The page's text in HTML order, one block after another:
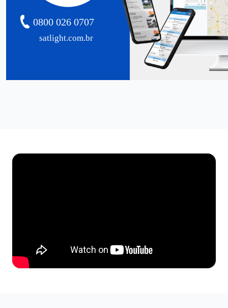
satlight.com.br
0800 026 0707